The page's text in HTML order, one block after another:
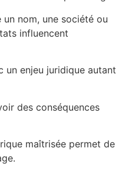
un nom, une société ou
influencent
un enjeu juridique autant
des conséquences
maîtrisée permet de